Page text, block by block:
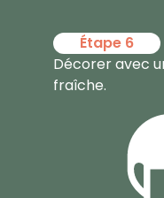
Étape 6
Décorer avec
fraîche.